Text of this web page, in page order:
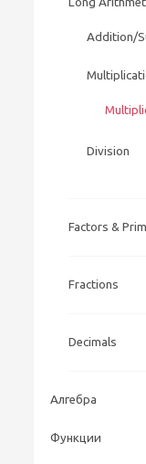
Addition/
Division
Factors &
Fractions
Decimals
Алгебра
Функции